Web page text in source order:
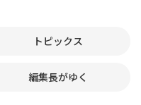
トピックス
編集長がゆく